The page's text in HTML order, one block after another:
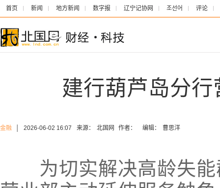
首页 新闻 地方新闻 数字报 辽宁记协网 조선어 评论
建行葫芦岛分
金融 2026-06-02 16:07 来源： 北国网 作者： 编辑： 曹思洋
为切实解决高龄失能